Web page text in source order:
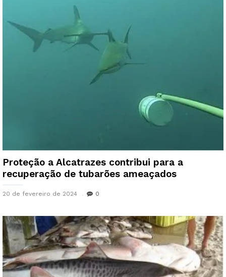
Proteção a Alcatrazes contribui para a
recuperação de tubarões ameaçados
20 de fevereiro de 2024 0